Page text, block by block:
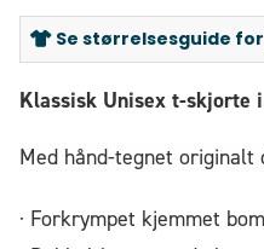
Se størrelsesguide
Klassisk Unisex t-skjorte
Med hånd-tegnet originalt
· Forkrympet kjemmet